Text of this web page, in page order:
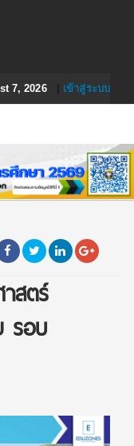
7, 2026| เข้าสู่ระบบ
สตร์
รอบ